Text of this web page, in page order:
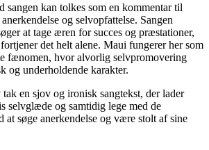
sangen kan tolkes som en kommentar til
og selvopfattelse. Sangen
at tage æren for succes og præstationer,
det helt alene. Maui fungerer her som
fænomen, hvor alvorlig selvpromovering
og underholdende karakter.
en sjov og ironisk sangtekst, der lader
selvglæde og samtidig lege med de
at søge anerkendelse og være stolt af sine